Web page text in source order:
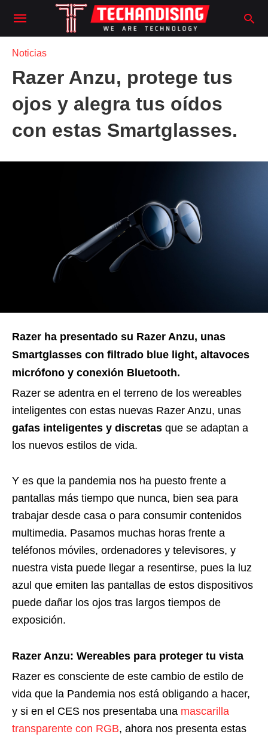
Noticias
Razer Anzu, protege tus
ojos y alegra tus oídos
con estas Smartglasses.
Razer ha presentado su Razer Anzu, unas
Smartglasses con filtrado blue light, altavoces
micrófono y conexión Bluetooth.
Razer se adentra en el terreno de los wereables
inteligentes con estas nuevas Razer Anzu, unas
gafas inteligentes y discretas que se adaptan a
los nuevos estilos de vida.
Y es que la pandemia nos ha puesto frente a
pantallas más tiempo que nunca, bien sea para
trabajar desde casa o para consumir contenidos
multimedia. Pasamos muchas horas frente a
teléfonos móviles, ordenadores y televisores, y
nuestra vista puede llegar a resentirse, pues la luz
azul que emiten las pantallas de estos dispositivos
puede dañar los ojos tras largos tiempos de
exposición.
Razer Anzu: Wereables para proteger tu vista
Razer es consciente de este cambio de estilo de
vida que la Pandemia nos está obligando a hacer,
y si en el CES nos presentaba una mascarilla
transparente con RGB, ahora nos presenta estas